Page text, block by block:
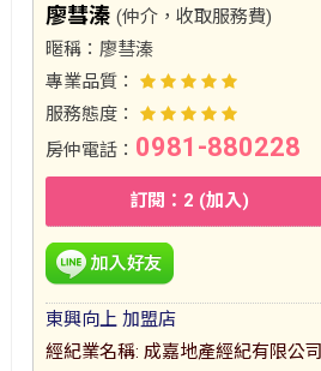
廖彗溱 (仲介，收取服務費)
暱稱： 廖彗溱
專業品質：
服務態度：
房仲電話： 0981-880228
訂閱：2 (加入)
東興向上 加盟店
經紀業名稱: 成嘉地產經紀有限公司